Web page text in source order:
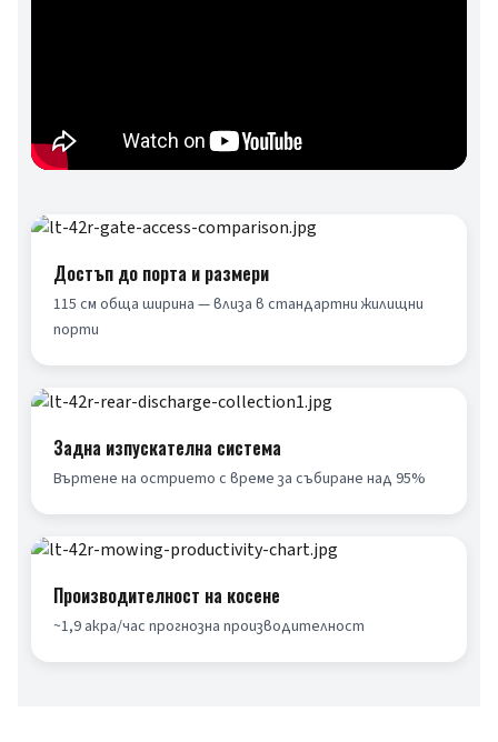
Достъп до порта и размери
115 см обща ширина — влиза в стандартни жилищни
порти
Задна изпускателна система
Въртене на острието с време за събиране над 95%
Производителност на косене
~1,9 акра/час прогнозна производителност